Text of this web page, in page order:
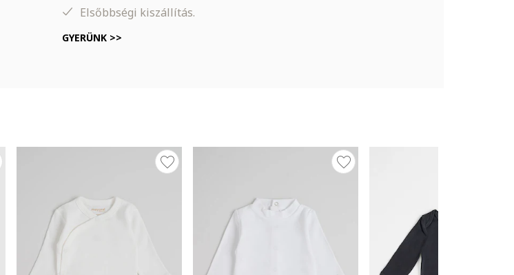
Elsőbbségi kiszállítás.
GYERÜNK >>